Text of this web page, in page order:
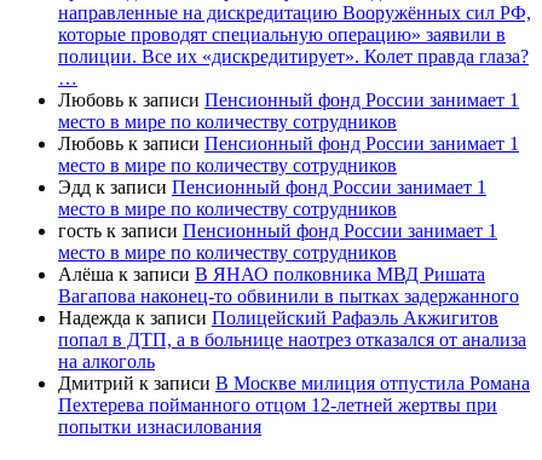
направленные на дискредитацию Вооружённых сил РФ,
которые проводят специальную операцию» заявили в
полиции. Все их «дискредитирует». Колет правда глаза?
…
Любовь к записи Пенсионный фонд России занимает 1
место в мире по количеству сотрудников
Любовь к записи Пенсионный фонд России занимает 1
место в мире по количеству сотрудников
Эдд к записи Пенсионный фонд России занимает 1
место в мире по количеству сотрудников
гость к записи Пенсионный фонд России занимает 1
место в мире по количеству сотрудников
Алёша к записи В ЯНАО полковника МВД Ришата
Вагапова наконец-то обвинили в пытках задержанного
Надежда к записи Полицейский Рафаэль Акжигитов
попал в ДТП, а в больнице наотрез отказался от анализа
на алкоголь
Дмитрий к записи В Москве милиция отпустила Романа
Пехтерева пойманного отцом 12-летней жертвы при
попытки изнасилования